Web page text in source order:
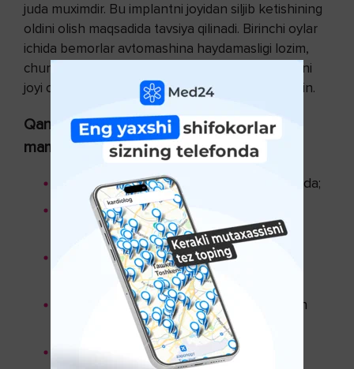
juda muximdir. Bu implantni joyidan siljib ketishining
oldini olish maqsadida tavsiya qilinadi. Birinchi oylar
ichida bemorlar avtomashina haydamasligi lozim,
chunki bexosdan, xavfsizlik kamari ham implantni
joyi o‘zgarib qolishiga sabab bo‘lib qolishi mumkin.
Qanday holatlarda kattalashtiruvchi
mammoplastika tavsiya etilmaydi?
Infektsion kasalliklar aniqlangan holatlarda;
Og’ir somatik patologiya aniqlangan
holatlarda;
Bir yildan kam bo’lgan muddat ichida
homiladorlik rejalashtirilganda;
Endokrin tizimining kasalliklari aniqlangan
Qon ivishi buzulishida;